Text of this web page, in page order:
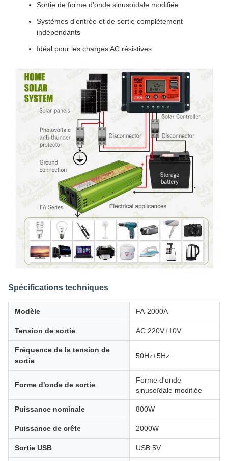
Sortie de forme d'onde sinusoïdale modifiée
Systèmes d'entrée et de sortie complètement
indépendants
Idéal pour les charges AC résistives
Spécifications techniques
Modèle FA-2000A
Tension de sortie AC 220V±10V
Fréquence de la tension de
sortie
50Hz±5Hz
Forme d'onde de sortie
Forme d'onde
sinusoïdale modifiée
Puissance nominale 800W
Puissance de crête 2000W
Sortie USB USB 5V